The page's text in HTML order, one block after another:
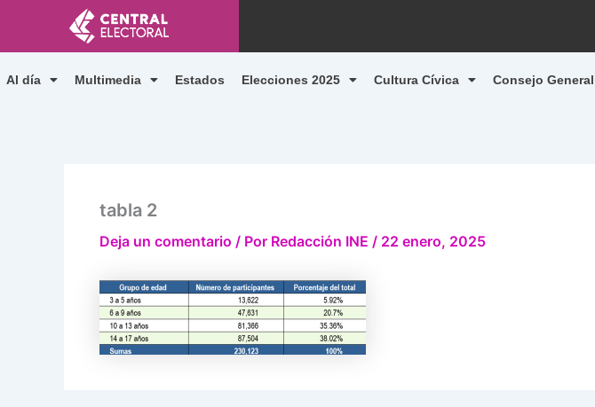
contenido
Al día Multimedia Estados Elecciones 2025 Cultura Cívica Consejo General
tabla 2
Deja un comentario / Por Redacción INE / 22 enero, 2025